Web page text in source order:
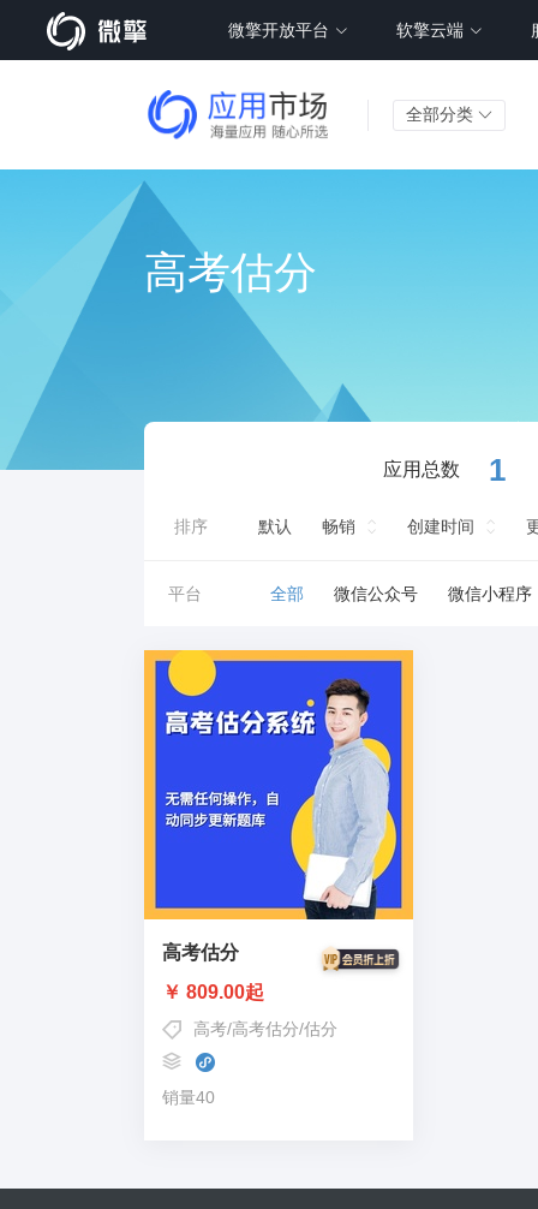
微擎开放平台 软擎云端
全部分类
高考估分
应用总数 1
排序 默认 畅销 创建时间
平台 全部 微信公众号 微信小程序
高考估分
￥ 809.00起
高考/高考估分/估分
销量40